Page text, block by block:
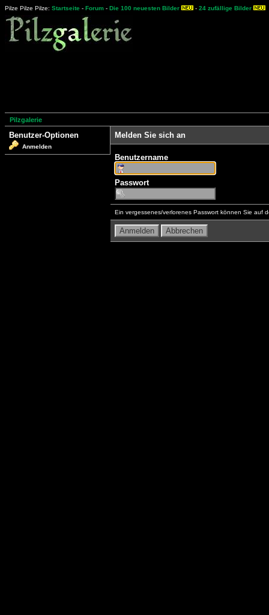
Pilze Pilze Pilze: Startseite - Forum - Die 100 neuesten Bilder - 24 zufällige Bilder
Pilzgalerie
Benutzer-Optionen
Anmelden
Melden Sie sich an
Benutzername
Passwort
Ein vergessenes/verlorenes Passwort können Sie auf